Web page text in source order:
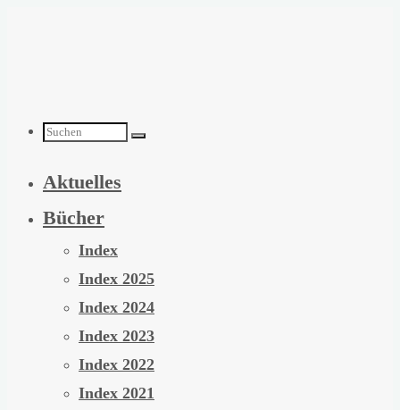
Suchen
nach:
Aktuelles
Bücher
Index
Index 2025
Index 2024
Index 2023
Index 2022
Index 2021